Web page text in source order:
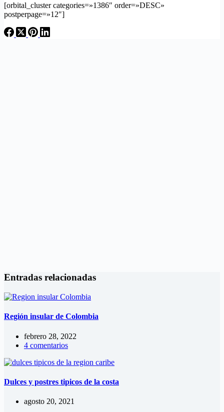
[orbital_cluster categories=»1386″ order=»DESC»
postperpage=»12″]
Entradas relacionadas
Región insular de Colombia
febrero 28, 2022
4 comentarios
Dulces y postres tipicos de la costa
agosto 20, 2021